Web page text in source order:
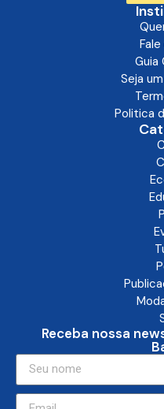
Guia
Seja
Politica
Receba nossa